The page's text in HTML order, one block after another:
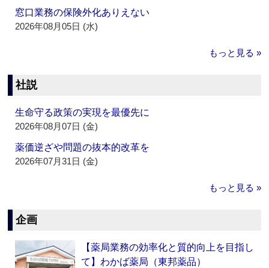
窓口業務の保険外化ありえない
2026年08月05日 (水)
もっと見る »
社説
生命守る政策の実現を最優先に
2026年08月07日 (金)
薬価逆ざや問題の抜本的改革を
2026年07月31日 (金)
もっと見る »
企画
【薬局業務の効率化と質的向上を目指し
て】わかば薬局（東邦薬品）